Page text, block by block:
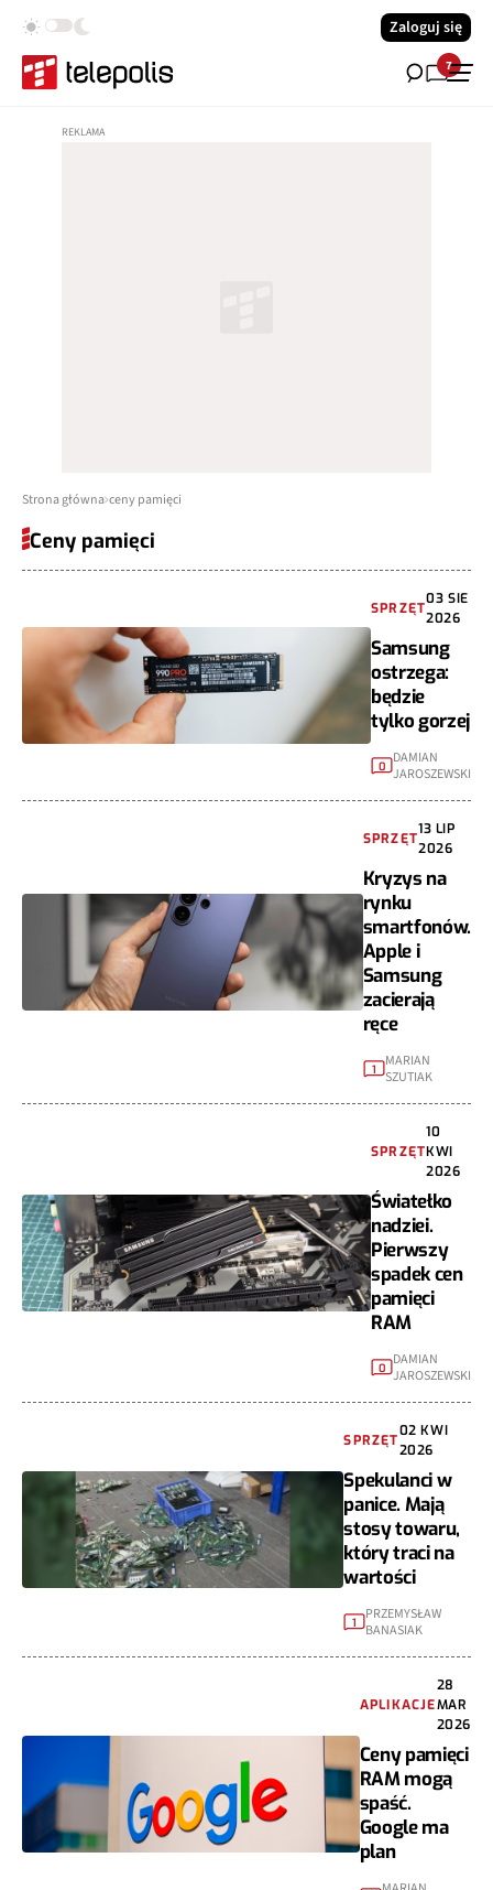
Zaloguj się
7
Strona główna ceny pamięci
Ceny pamięci
SPRZĘT
03 SIE
2026
Samsung
ostrzega:
będzie
tylko gorzej
0
DAMIAN
JAROSZEWSKI
SPRZĘT
13 LIP
2026
Kryzys na
rynku
smartfonów.
Apple i
Samsung
zacierają
ręce
1
MARIAN
SZUTIAK
SPRZĘT
10
KWI
2026
Światełko
nadziei.
Pierwszy
spadek cen
pamięci
RAM
0
DAMIAN
JAROSZEWSKI
SPRZĘT
02 KWI
2026
Spekulanci w
panice. Mają
stosy towaru,
który traci na
wartości
1
PRZEMYSŁAW
BANASIAK
APLIKACJE
28
MAR
2026
Ceny pamięci
RAM mogą
spaść.
Google ma
plan